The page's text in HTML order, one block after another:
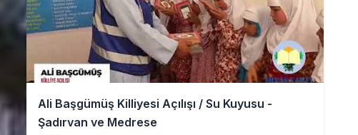
Ali Başgümüş Killiyesi Açılışı / Su Kuyusu -
Şadırvan ve Medrese